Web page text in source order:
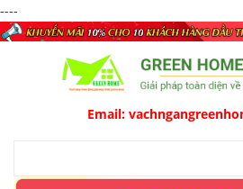
----
Email: